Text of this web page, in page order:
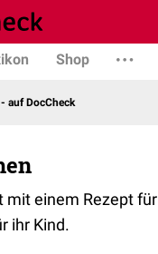
Shop
auf DocCheck
mit einem Rezept für
ihr Kind.